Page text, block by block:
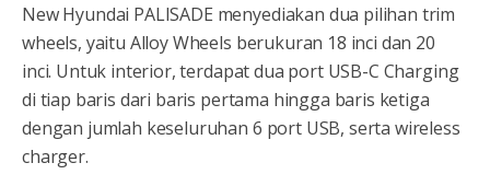
New Hyundai PALISADE menyediakan dua pilihan trim
wheels, yaitu Alloy Wheels berukuran 18 inci dan 20
inci. Untuk interior, terdapat dua port USB-C Charging
di tiap baris dari baris pertama hingga baris ketiga
dengan jumlah keseluruhan 6 port USB, serta wireless
charger.